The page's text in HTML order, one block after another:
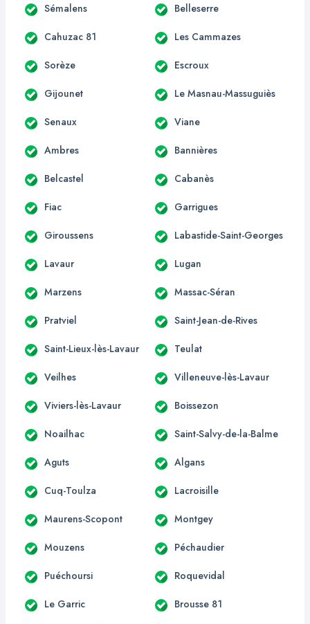
Sémalens Belleserre
Cahuzac 81 Les Cammazes
Sorèze Escroux
Gijounet Le Masnau-Massuguiès
Senaux Viane
Ambres Bannières
Belcastel Cabanès
Fiac Garrigues
Giroussens Labastide-Saint-Georges
Lavaur Lugan
Marzens Massac-Séran
Pratviel Saint-Jean-de-Rives
Saint-Lieux-lès-Lavaur Teulat
Veilhes Villeneuve-lès-Lavaur
Viviers-lès-Lavaur Boissezon
Noailhac Saint-Salvy-de-la-Balme
Aguts Algans
Cuq-Toulza Lacroisille
Maurens-Scopont Montgey
Mouzens Péchaudier
Puéchoursi Roquevidal
Le Garric Brousse 81